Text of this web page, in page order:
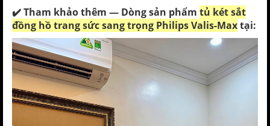
✔️ Tham khảo thêm — Dòngsản phẩm tủ két sắt
đồng hồ trang sức sang trọng Philips Valis-Maxtại: